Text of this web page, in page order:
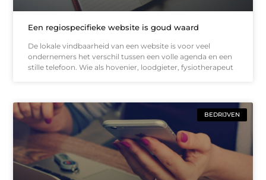
Een regiospecifieke website is goud waard
De lokale vindbaarheid van een website is voor veel
ondernemers het verschil tussen een volle agenda en een
stille telefoon. Wie als hovenier, loodgieter, fysiotherapeut
BEDRIJVEN